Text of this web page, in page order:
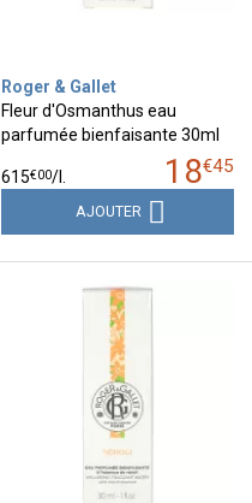
Roger & Gallet
Fleur d'Osmanthus eau
parfumée bienfaisante 30ml
18€45
615€00/
AJOUTER